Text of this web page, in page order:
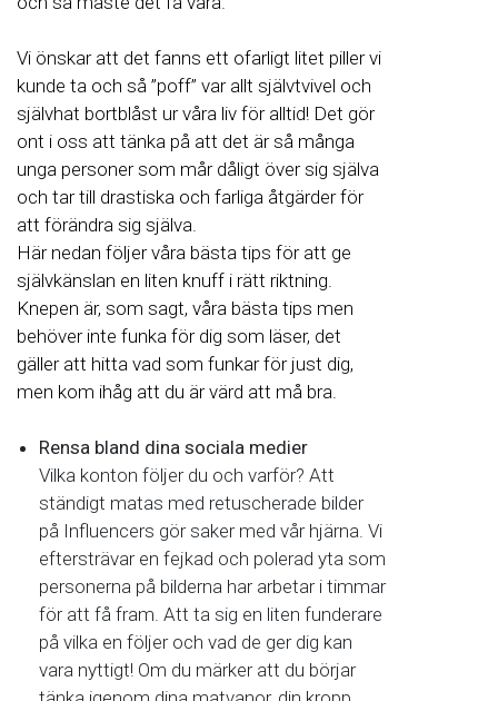
Vi önskar att det fanns ett ofarligt litet piller vi
kunde ta och så ”poff” var allt självtvivel och
självhat bortblåst ur våra liv för alltid! Det gör
ont i oss att tänka på att det är så många
unga personer som mår dåligt över sig själva
och tar till drastiska och farliga åtgärder för
att förändra sig själva.
Här nedan följer våra bästa tips för att ge
självkänslan en liten knuff i rätt riktning.
Knepen är, som sagt, våra bästa tips men
behöver inte funka för dig som läser, det
gäller att hitta vad som funkar för just dig,
men kom ihåg att du är värd att må bra.
Rensa bland dina sociala medier
Vilka konton följer du och varför? Att
ständigt matas med retuscherade bilder
på Influencers gör saker med vår hjärna. Vi
eftersträvar en fejkad och polerad yta som
personerna på bilderna har arbetar i timmar
för att få fram. Att ta sig en liten funderare
på vilka en följer och vad de ger dig kan
vara nyttigt! Om du märker att du börjar